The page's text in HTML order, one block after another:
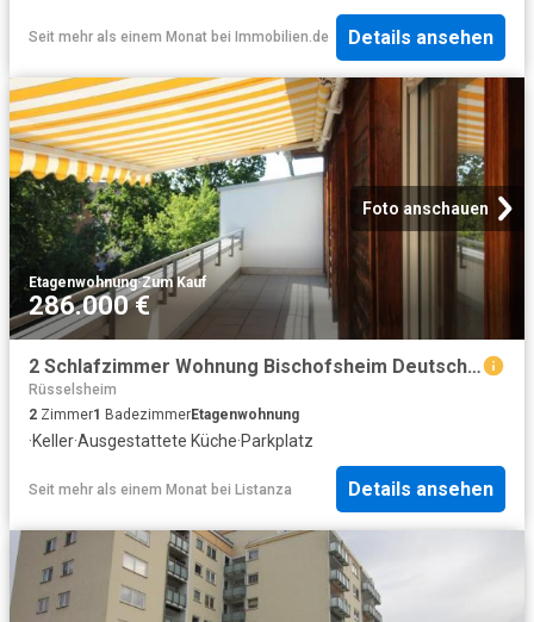
Seit mehr als einem Monat bei Immobilien.de Details ansehen
Foto anschauen
Etagenwohnung·Zum Kauf
286.000 €
2 Schlafzimmer Wohnung Bischofsheim Deutschland 103741384
Rüsselsheim
2 Zimmer1 BadezimmerEtagenwohnung
·Keller·Ausgestattete Küche·Parkplatz
Seit mehr als einem Monat bei Listanza Details ansehen